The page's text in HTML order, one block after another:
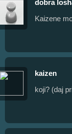
dobra
Kaizene
kaizen
koji? (daj